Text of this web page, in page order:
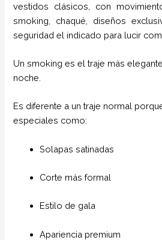
vestidos clásicos, con
smoking, chaqué, diseños
seguridad el indicado para lucir
Un smoking es el traje más
noche.
Es diferente a un traje normal
especiales como:
Solapas satinadas
Corte más formal
Estilo de gala
Apariencia premium